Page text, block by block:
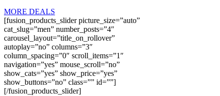
MORE DEALS
[fusion_products_slider picture_size=”auto”
cat_slug=”men” number_posts=”4″
carousel_layout=”title_on_rollover”
autoplay=”no” columns=”3″
column_spacing=”0″ scroll_items=”1″
navigation=”yes” mouse_scroll=”no”
show_cats=”yes” show_price=”yes”
show_buttons=”no” class=”” id=””]
[/fusion_products_slider]